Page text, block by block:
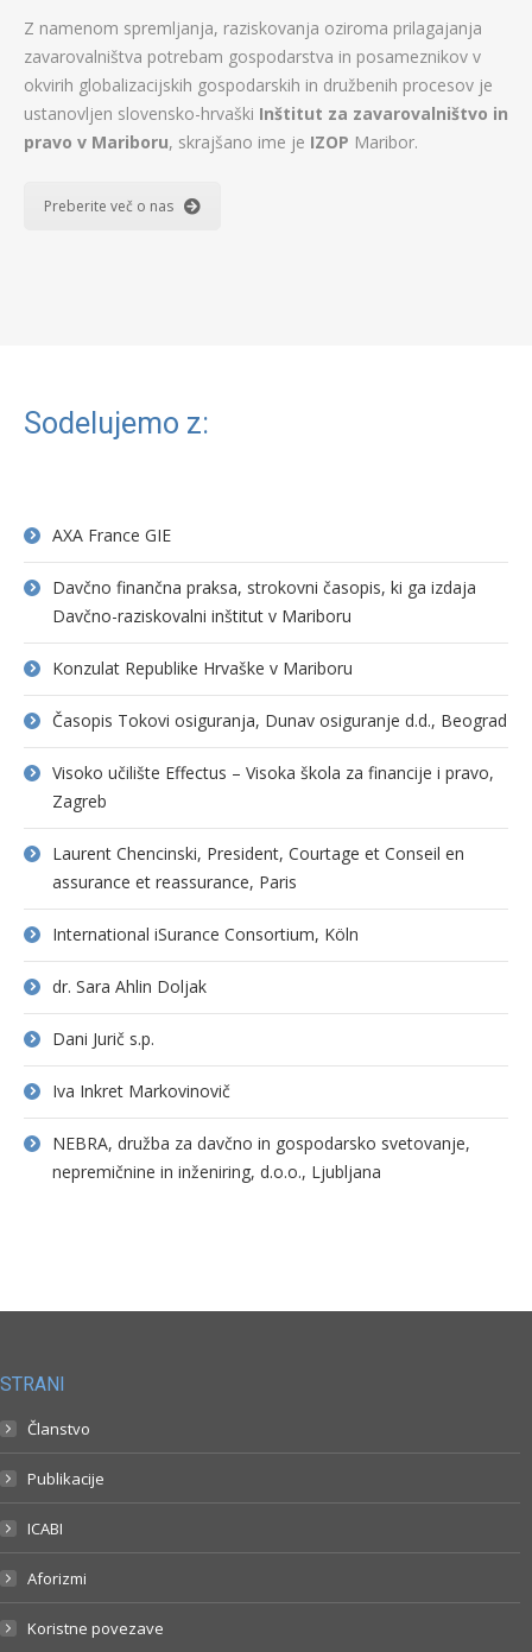
Z namenom spremljanja, raziskovanja oziroma prilagajanja
zavarovalništva potrebam gospodarstva in posameznikov v
okvirih globalizacijskih gospodarskih in družbenih procesov je
ustanovljen slovensko-hrvaški Inštitut za zavarovalništvo in
pravo v Mariboru, skrajšano ime je IZOP Maribor.
Preberite več o nas
Sodelujemo z:
AXA France GIE
Davčno finančna praksa, strokovni časopis, ki ga izdaja
Davčno-raziskovalni inštitut v Mariboru
Konzulat Republike Hrvaške v Mariboru
Časopis Tokovi osiguranja, Dunav osiguranje d.d., Beograd
Visoko učilište Effectus – Visoka škola za financije i pravo,
Zagreb
Laurent Chencinski, President, Courtage et Conseil en
assurance et reassurance, Paris
International iSurance Consortium, Köln
dr. Sara Ahlin Doljak
Dani Jurič s.p.
Iva Inkret Markovinovič
NEBRA, družba za davčno in gospodarsko svetovanje,
nepremičnine in inženiring, d.o.o., Ljubljana
STRANI
Članstvo
Publikacije
ICABI
Aforizmi
Koristne povezave